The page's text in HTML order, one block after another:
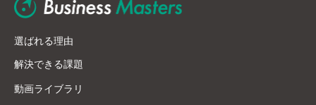
選ばれる理由
解決できる課題
動画ライブラリ